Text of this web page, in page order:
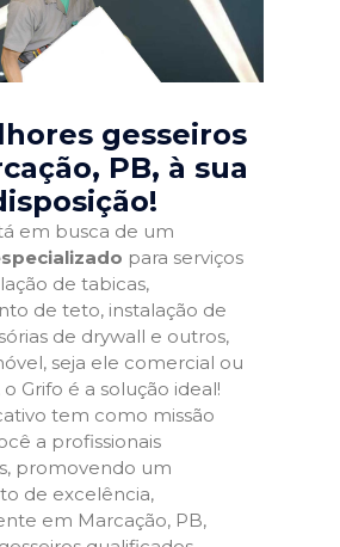
gesseiros
PB, à sua
em busca de um
para serviços
de tabicas,
de teto, instalação de
de drywall e outros,
seja ele comercial ou
Grifo é a solução ideal!
tem como missão
a profissionais
promovendo um
de excelência,
em Marcação, PB,